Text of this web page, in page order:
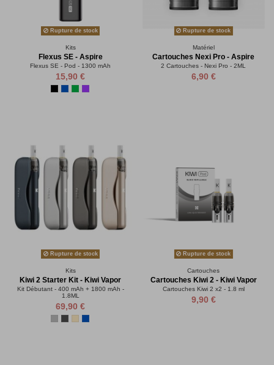
Rupture de stock
Kits
Flexus SE - Aspire
Flexus SE - Pod - 1300 mAh
15,90 €
Rupture de stock
Matériel
Cartouches Nexi Pro - Aspire
2 Cartouches - Nexi Pro - 2ML
6,90 €
Rupture de stock
Kits
Kiwi 2 Starter Kit - Kiwi Vapor
Kit Débutant - 400 mAh + 1800 mAh -
1.8ML
69,90 €
Rupture de stock
Cartouches
Cartouches Kiwi 2 - Kiwi Vapor
Cartouches Kiwi 2 x2 - 1.8 ml
9,90 €